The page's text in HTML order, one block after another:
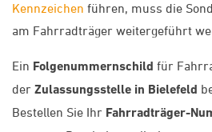
Kennzeichen führen, muss die
am Fahrradträger weitergeführt
Ein Folgenummernschild für
der Zulassungsstelle in Bielefeld
Bestellen Sie Ihr Fahrradträger-